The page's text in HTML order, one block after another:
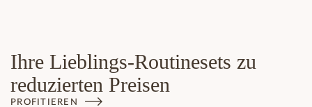
Ihre Lieblings-Routinesets zu
reduzierten Preisen
PROFITIEREN